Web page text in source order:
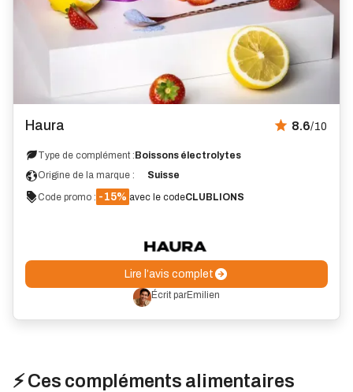
Haura 8.6/10
Type de complément :Boissons électrolytes
Origine de la marque :
Suisse
Code promo : -15% avec le codeCLUBLIONS
Lire l’avis complet
Écrit parEmilien
⚡ Ces compléments alimentaires